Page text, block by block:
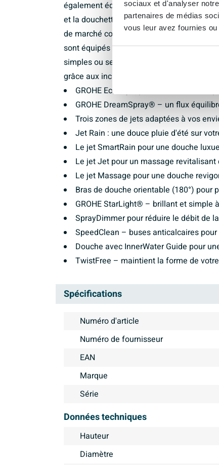
sociaux et d'analyser
partenaires de médias
vous leur avez fournies
également équipé d‘une douchette à
et la douchette à main Euphoria
de marché comme le jet le plus apprécié
sont équipés de la douche innovante
simples ou sept jets supplémentaires.
grâce aux incroyables technologies
GROHE EcoJoy® pour une douche
GROHE DreamSpray® – un flux
Trois zones de jets adaptées à vos
Jet Rain : une douce pluie d'été sur
Le jet SmartRain pour une douche
Le jet Jet pour un massage
Le jet Massage pour une douche
Bras de douche orientable (180°) pour
GROHE StarLight® – brillant et simple
SprayDimmer pour réduire le débit de
SpeedClean – buses anticalcaires
Douche avec InnerWater Guide pour
TwistFree – maintient la forme de
Spécifications
Numéro d'article
Numéro de fournisseur
EAN
Marque
Série
Données techniques
Hauteur
Diamètre